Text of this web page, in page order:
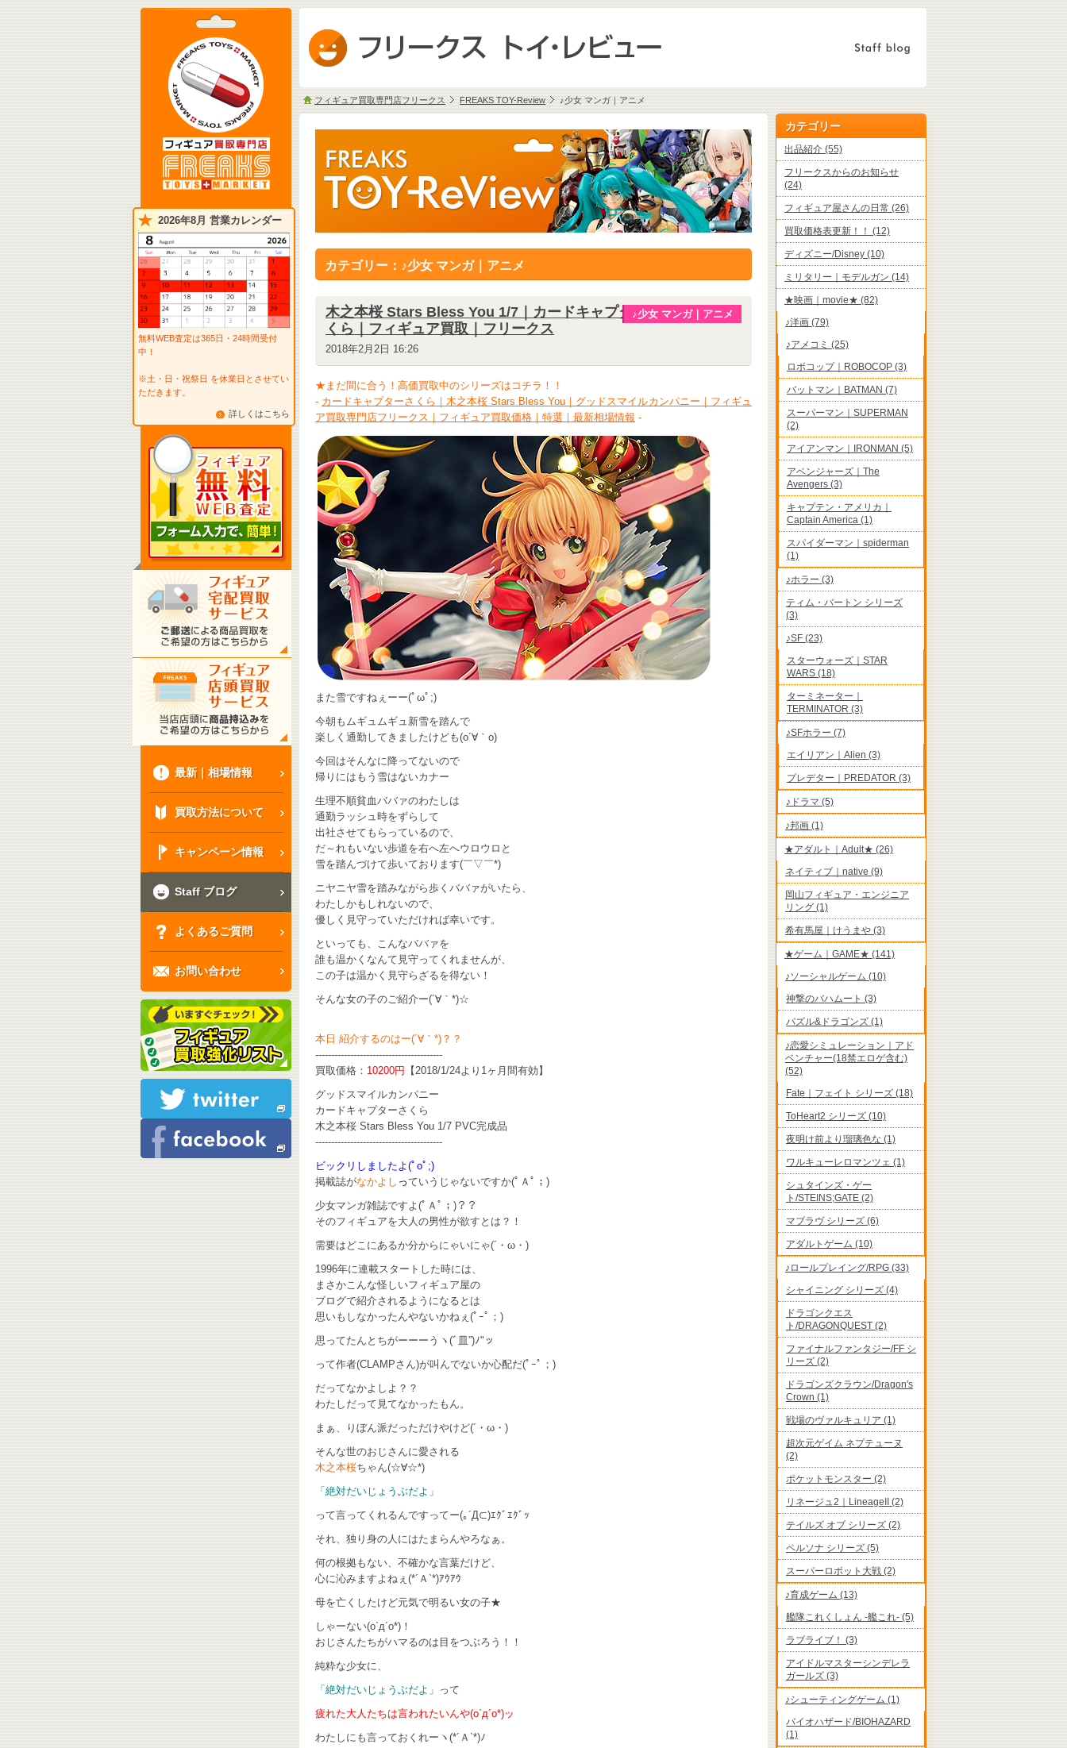
2026年8月 営業カレンダー
無料WEB査定は365日・24時間受付
中！
※土・日・祝祭日 を休業日とさせてい
ただきます。
詳しくはこちら
最新｜相場情報
買取方法について
キャンペーン情報
Staff ブログ
よくあるご質問
お問い合わせ
フィギュア買取専門店フリークス FREAKS TOY-Review ♪少女 マンガ｜アニメ
カテゴリー：♪少女 マンガ｜アニメ
木之本桜 Stars Bless You 1/7｜カードキャプターさ
くら｜フィギュア買取｜フリークス
2018年2月2日 16:26
♪少女 マンガ｜アニメ
★まだ間に合う！高価買取中のシリーズはコチラ！！
- カードキャプターさくら｜木之本桜 Stars Bless You｜グッドスマイルカンパニー｜フィギュ
ア買取専門店フリークス｜フィギュア買取価格｜特選｜最新相場情報 -
また雪ですねぇーー(ﾟωﾟ;)
今朝もムギュムギュ新雪を踏んで
楽しく通勤してきましたけども(o´∀｀o)
今回はそんなに降ってないので
帰りにはもう雪はないカナー
生理不順貧血ババァのわたしは
通勤ラッシュ時をずらして
出社させてもらっているので、
だ～れもいない歩道を右へ左へウロウロと
雪を踏んづけて歩いております(￣▽￣*)
ニヤニヤ雪を踏みながら歩くババァがいたら、
わたしかもしれないので、
優しく見守っていただければ幸いです。
といっても、こんなババァを
誰も温かくなんて見守ってくれませんが、
この子は温かく見守らざるを得ない！
そんな女の子のご紹介ー(´∀｀*)☆
本日 紹介するのはー(´∀｀*)？？
----------------------------------------
買取価格： 10200円
【2018/1/24より1ヶ月間有効】
グッドスマイルカンパニー
カードキャプターさくら
木之本桜 Stars Bless You 1/7 PVC完成品
----------------------------------------
ビックリしましたよ(ﾟoﾟ;)
掲載誌がなかよし っていうじゃないですか(ﾟＡﾟ；)
少女マンガ雑誌ですよ (ﾟＡﾟ；) ？？
そのフィギュアを大人の男性が欲すとは？！
需要はどこにあるか分からにゃいにゃ(´・ω・)
1996年に連載スタートした時には、
まさかこんな怪しいフィギュア屋の
ブログで紹介されるようになるとは
思いもしなかったんやないかねぇ(ﾟｰﾟ；)
思ってたんとちがーーーうヽ(ﾞ皿”)ﾉ"ッ
って作者(CLAMPさん)が叫んでないか心配だ(ﾟｰﾟ；)
だってなかよしよ？？
わたしだって見てなかったもん。
まぁ、りぼん派だっただけやけど(´・ω・)
そんな世のおじさんに愛される
木之本桜ちゃん(☆∀☆*)
「絶対だいじょうぶだよ」
って言ってくれるんですってー(｡´Д⊂)ｴｸﾞｴｸﾞｯ
それ、独り身の人にはたまらんやろなぁ。
何の根拠もない、不確かな言葉だけど、
心に沁みますよねぇ(*´Ａ`*)ｱｳｱｳ
母を亡くしたけど元気で明るい女の子★
しゃーない(o`д´o*)！
おじさんたちがハマるのは目をつぶろう！！
純粋な少女に、
「絶対だいじょうぶだよ」 って
疲れた大人たちは言われたいんや(o`д´o*)ッ
わたしにも言っておくれーヽ(*´Ａ`*)ﾉ
カテゴリー
出品紹介 (55)
フリークスからのお知らせ
(24)
フィギュア屋さんの日常 (26)
買取価格表更新！！ (12)
ディズニー/Disney (10)
ミリタリー｜モデルガン (14)
★映画｜movie★ (82)
♪洋画 (79)
♪アメコミ (25)
ロボコップ｜ROBOCOP (3)
バットマン｜BATMAN (7)
スーパーマン｜SUPERMAN
(2)
アイアンマン｜IRONMAN (5)
アベンジャーズ｜The
Avengers (3)
キャプテン・アメリカ｜
Captain America (1)
スパイダーマン｜spiderman
(1)
♪ホラー (3)
ティム・バートン シリーズ
(3)
♪SF (23)
スターウォーズ｜STAR
WARS (18)
ターミネーター｜
TERMINATOR (3)
♪SFホラー (7)
エイリアン｜Alien (3)
プレデター｜PREDATOR (3)
♪ドラマ (5)
♪邦画 (1)
★アダルト｜Adult★ (26)
ネイティブ｜native (9)
岡山フィギュア・エンジニア
リング (1)
希有馬屋｜けうまや (3)
★ゲーム｜GAME★ (141)
♪ソーシャルゲーム (10)
神撃のバハムート (3)
パズル&ドラゴンズ (1)
♪恋愛シミュレーション｜アド
ベンチャー(18禁エロゲ含む)
(52)
Fate｜フェイト シリーズ (18)
ToHeart2 シリーズ (10)
夜明け前より瑠璃色な (1)
ワルキューレロマンツェ (1)
シュタインズ・ゲー
ト/STEINS;GATE (2)
マブラヴ シリーズ (6)
アダルトゲーム (10)
♪ロールプレイング/RPG (33)
シャイニング シリーズ (4)
ドラゴンクエス
ト/DRAGONQUEST (2)
ファイナルファンタジー/FF シ
リーズ (2)
ドラゴンズクラウン/Dragon's
Crown (1)
戦場のヴァルキュリア (1)
超次元ゲイム ネプテューヌ
(2)
ポケットモンスター (2)
リネージュ2｜LineageII (2)
テイルズ オブ シリーズ (2)
ペルソナ シリーズ (5)
スーパーロボット大戦 (2)
♪育成ゲーム (13)
艦隊これくしょん -艦これ- (5)
ラブライブ！ (3)
アイドルマスターシンデレラ
ガールズ (3)
♪シューティングゲーム (1)
バイオハザード/BIOHAZARD
(1)